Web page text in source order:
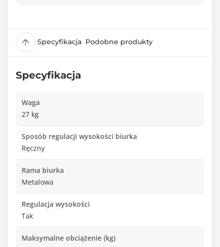
Specyfikacja Podobne produkty
Specyfikacja
Waga
27 kg
Sposób regulacji wysokości biurka
Ręczny
Rama biurka
Metalowa
Regulacja wysokości
Tak
Maksymalne obciążenie (kg)